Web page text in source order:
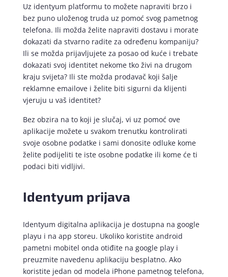
Uz identyum platformu to možete napraviti brzo i
bez puno uloženog truda uz pomoć svog pametnog
telefona. Ili možda želite napraviti dostavu i morate
dokazati da stvarno radite za određenu kompaniju?
Ili se možda prijavljujete za posao od kuće i trebate
dokazati svoj identitet nekome tko živi na drugom
kraju svijeta? Ili ste možda prodavač koji šalje
reklamne emailove i želite biti sigurni da klijenti
vjeruju u vaš identitet?
Bez obzira na to koji je slučaj, vi uz pomoć ove
aplikacije možete u svakom trenutku kontrolirati
svoje osobne podatke i sami donosite odluke kome
želite podijeliti te iste osobne podatke ili kome će ti
podaci biti vidljivi.
Identyum prijava
Identyum digitalna aplikacija je dostupna na google
playu i na app storeu. Ukoliko koristite android
pametni mobitel onda otiđite na google play i
preuzmite navedenu aplikaciju besplatno. Ako
koristite jedan od modela iPhone pametnog telefona,